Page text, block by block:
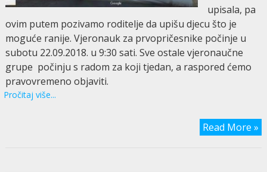
upisala, pa
ovim putem pozivamo roditelje da upišu djecu što je
moguće ranije. Vjeronauk za prvopričesnike počinje u
subotu 22.09.2018. u 9:30 sati. Sve ostale vjeronaučne
grupe počinju s radom za koji tjedan, a raspored ćemo
pravovremeno objaviti.
Pročitaj više...
Read More »